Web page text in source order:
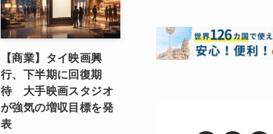
【商業】タイ映画興
行、下半期に回復期
待 大手映画スタジオ
が強気の増収目標を発
表